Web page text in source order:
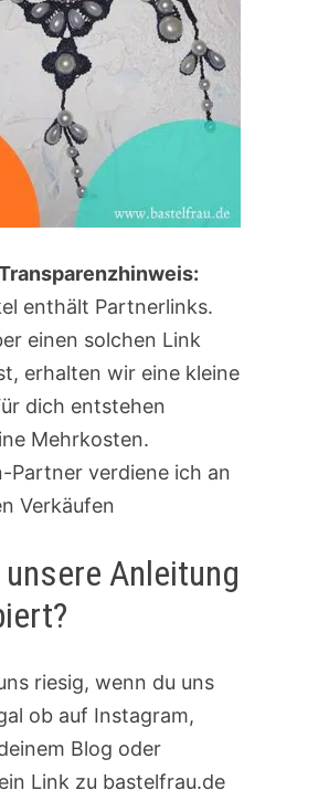
enthält Partnerlinks.
einen solchen Link
erhalten wir eine kleine
dich entstehen
Mehrkosten.
Partner verdiene ich an
Verkäufen
Anleitung
riesig, wenn du uns
ob auf Instagram,
Blog oder
Link zu bastelfrau.de